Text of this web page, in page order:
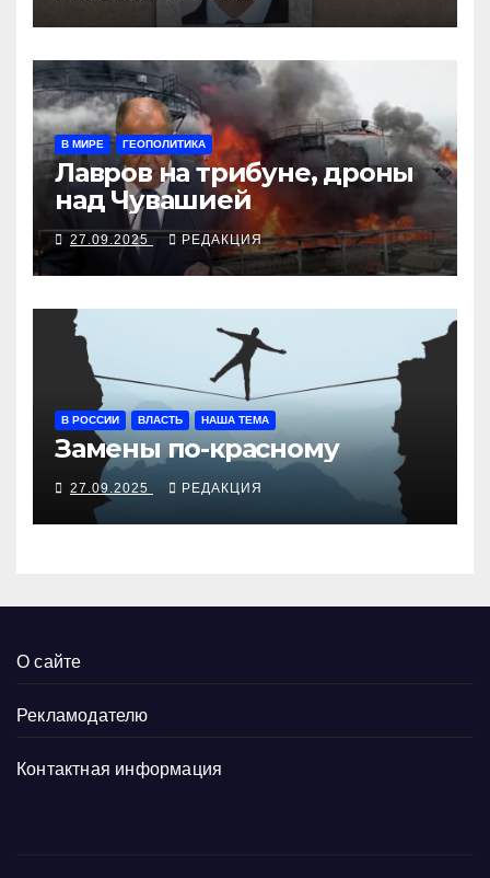
В МИРЕ ГЕОПОЛИТИКА
Лавров на трибуне, дроны
над Чувашией
27.09.2025 РЕДАКЦИЯ
В РОССИИ ВЛАСТЬ НАША ТЕМА
Замены по-красному
27.09.2025 РЕДАКЦИЯ
О сайте
Рекламодателю
Контактная информация